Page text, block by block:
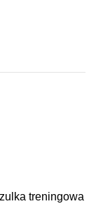
treningowa